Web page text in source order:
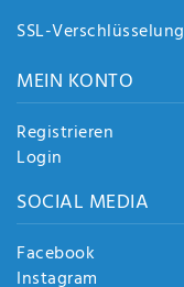
SSL-Verschlüsselung
MEIN KONTO
Registrieren
Login
SOCIAL MEDIA
Facebook
Instagram